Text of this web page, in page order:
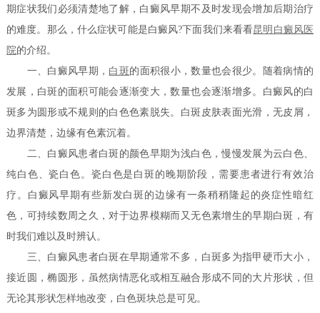
期症状我们必须清楚地了解，白癜风早期不及时发现会增加后期治疗
的难度。那么，什么症状可能是白癜风?下面我们来看看昆明白癜风医
院的介绍。
一、白癜风早期， 白斑的面积很小，数量也会很少。随着病情的
发展，白斑的面积可能会逐渐变大，数量也会逐渐增多。白癜风的白
斑多为圆形或不规则的白色色素脱失。白斑皮肤表面光滑，无皮屑，
边界清楚，边缘有色素沉着。
二、白癜风患者白斑的颜色早期为浅白色，慢慢发展为云白色、
纯白色、瓷白色。瓷白色是白斑的晚期阶段，需要患者进行有效治
疗。白癜风早期有些新发白斑的边缘有一条稍稍隆起的炎症性暗红
色，可持续数周之久，对于边界模糊而又无色素增生的早期白斑，有
时我们难以及时辨认。
三、白癜风患者白斑在早期通常不多，白斑多为指甲硬币大小，
接近圆，椭圆形，虽然病情恶化或相互融合形成不同的大片形状，但
无论其形状怎样地改变，白色斑块总是可见。